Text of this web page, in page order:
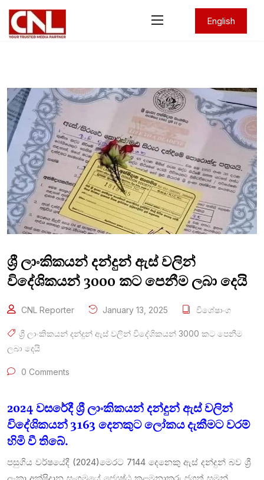
English
ශ්‍රී ලාංකිකයන් දන්දුන් ඇස් වලින්
විදේශිකයන් 3000 කට පෙනීම ලබා දෙයි
CNL Reporter January 13, 2025 විශේෂාංග
ශ්‍රී ලාංකිකයන් දන්දුන් ඇස් වලින් විදේශිකයන් 3000 කට පෙනීම
ලබා දෙයි
0 Comments
2024 වසරේදී ශ්‍රී ලාංකිකයන් දන්දුන් ඇස් වලින්
විදේශිකයන් 3163 දෙනකුට ලෝකය දැකීමට වරම්
හිමි වී තිබේ.
පසුගිය වර්ෂයේදී (2024)මෙරට 7144 දෙනෙකු ඇස් දන්දුන් බව ශ්‍රී